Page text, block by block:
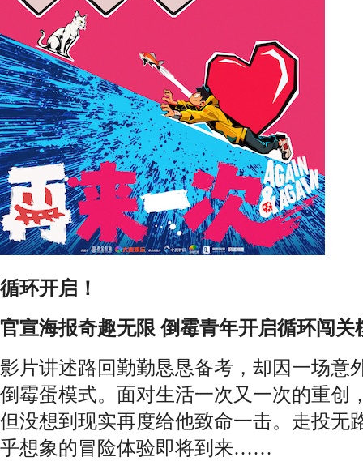
循环开启！
官宣海报奇趣无限 倒霉青年开启循环闯关
影片讲述路回勤勤恳恳备考，却因一场意
倒霉蛋模式。面对生活一次又一次的重创
但没想到现实再度给他致命一击。走投无
乎想象的冒险体验即将到来……